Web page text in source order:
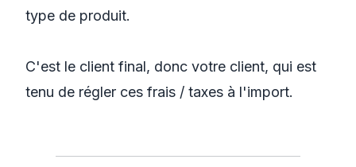
type de produit.
C'est le client final, donc votre client, qui est
tenu de régler ces frais / taxes à l'import.